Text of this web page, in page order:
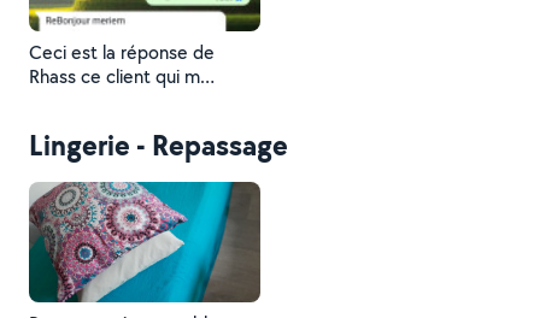
Ceci est la réponse de
Rhass ce client qui m
Lingerie - Repassage